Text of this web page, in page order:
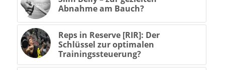
Abnahme am Bauch?
Reps in Reserve [RIR]: Der
Schlüssel zur optimalen
Trainingssteuerung?